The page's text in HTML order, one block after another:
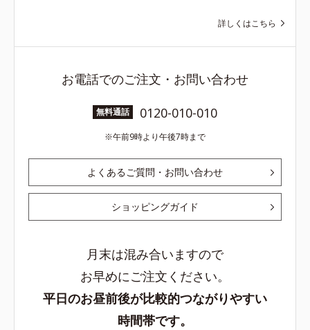
詳しくはこちら
お電話でのご注文・お問い合わせ
無料通話 0120-010-010
午前9時より午後7時まで
よくあるご質問・お問い合わせ
ショッピングガイド
月末は混み合いますので
お早めにご注文ください。
平日のお昼前後が比較的つながりやすい
時間帯です。